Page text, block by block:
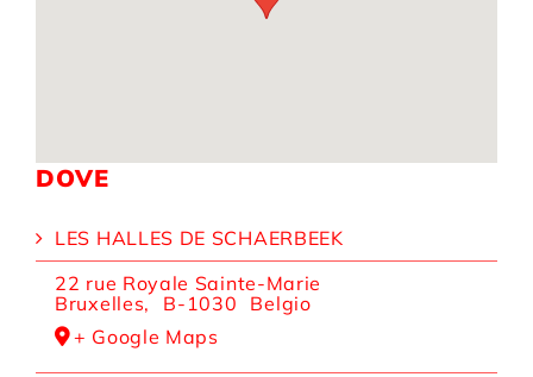
DOVE
LES HALLES DE SCHAERBEEK
22 rue Royale Sainte-Marie
Bruxelles, B-1030
Belgio
+ Google Maps